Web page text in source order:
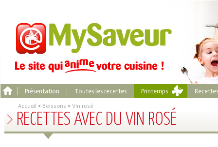
Présentation Toutes les recettes Printemps
Accueil > Boissons > Vin rosé
RECETTES AVEC DU VIN ROSÉ